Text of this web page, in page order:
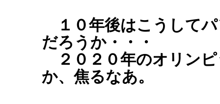
１０年後はこうして
だろうか・・・
２０２０年のオリン
か、焦るなあ。